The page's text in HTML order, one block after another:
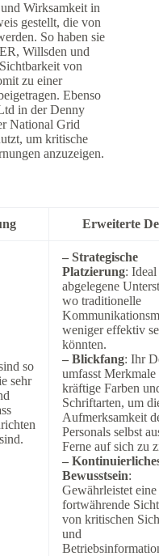
Wirksamkeit in
gestellt, die von
So haben sie
Willsden und
von
zu einer
Ebenso
in der Denny
National Grid
um kritische
anzuzeigen.
Erweiterte
so
sehr
– Strategische
Platzierung:
abgelegene
wo traditionelle
weniger effektiv
könnten.
– Blickfang: Ihr
umfasst
kräftige Farben
Schriftarten, um
Aufmerksamkeit
Personals selbst
Ferne auf sich zu
–
Bewusstsein:
Gewährleistet eine
fortwährende
von kritischen
und